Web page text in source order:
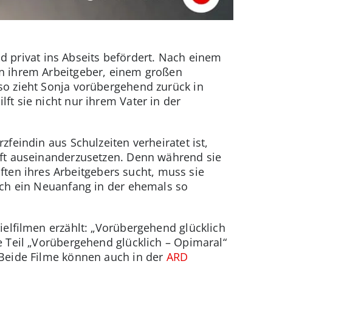
privat ins Abseits befördert. Nach einem
ihrem Arbeitgeber, einem großen
zieht Sonja vorübergehend zurück in
sie nicht nur ihrem Vater in der
aus Schulzeiten verheiratet ist,
auseinanderzusetzen. Denn während sie
ihres Arbeitgebers sucht, muss sie
ein Neuanfang in der ehemals so
erzählt: „Vorübergehend glücklich
„Vorübergehend glücklich – Opimaral“
Filme können auch in der ARD